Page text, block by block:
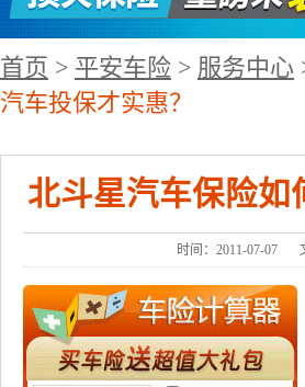
首页 > 平安车险 > 服务中心
汽车投保才实惠？
北斗星汽车保险如
时间：2011-07-07